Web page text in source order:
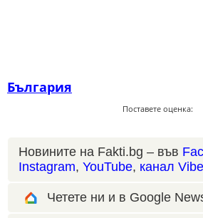
България
Поставете оценка:
Новините на Fakti.bg – във
Instagram, YouTube, канал
Четете ни и в Google